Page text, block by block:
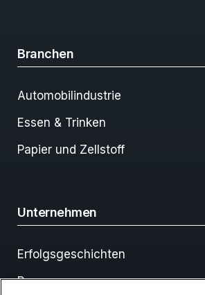
Branchen
Automobilindustrie
Essen & Trinken
Papier und Zellstoff
Unternehmen
Erfolgsgeschichten
Ressourcen